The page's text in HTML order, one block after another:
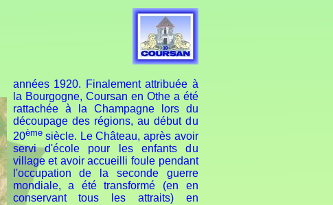
années 1920. Finalement attribuée à
la Bourgogne, Coursan en Othe a été
rattachée à la Champagne lors du
découpage des régions, au début du
20èmesiècle. Le Château, après avoir
servi d'école pour les enfants du
village et avoir accueilli foule pendant
l'occupation de la seconde guerre
mondiale, a été transformé (en en
conservant tous les attraits) en